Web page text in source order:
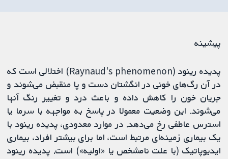
پیشینه
پدیده رینود (Raynaud's phenomenon) اختلالی است که
در آن رگ‌های خونی در انگشتان دست و پا منقبض می‌شوند و
جریان خون را کاهش داده و باعث درد و تغییر رنگ آنها
می‌شوند. این وضعیت معمولا در پاسخ به مواجهه با سرما یا
استرس عاطفی رخ می‌دهد. در موارد معدودی، پدیده رینود با
یک بیماری زمینه‌ای مرتبط است، اما برای بیشتر افراد، بیماری
ایدیوپاتیک (با علت نامشخص یا «اولیه») است. پدیده رینود